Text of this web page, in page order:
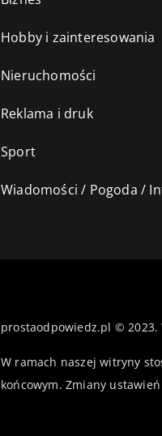
Hobby i zainteresowania
Nieruchomości
Reklama i druk
Sport
Wiadomości / Pogoda /
prostaodpowiedz.pl © 2023.
W ramach naszej witryny
końcowym. Zmiany